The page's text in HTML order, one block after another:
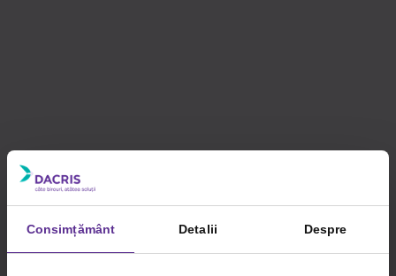
Consimțământ Detalii Despre